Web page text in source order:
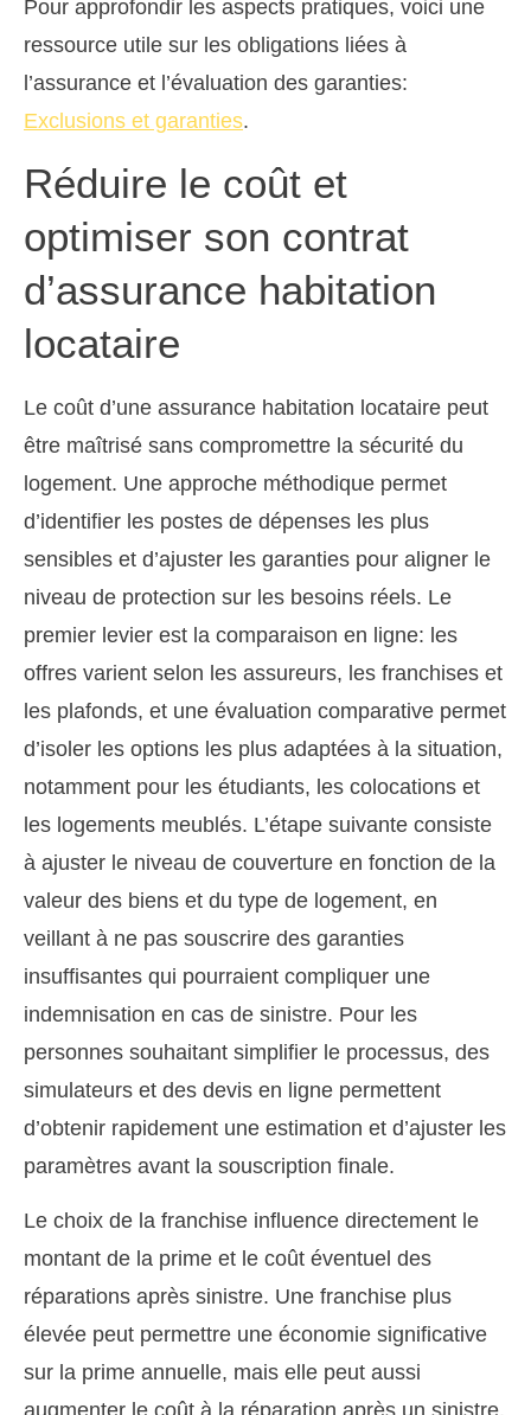
Pour approfondir les aspects pratiques, voici une
ressource utile sur les obligations liées à
l’assurance et l’évaluation des garanties:
Exclusions et garanties.
Réduire le coût et
optimiser son contrat
d’assurance habitation
locataire
Le coût d’une assurance habitation locataire peut
être maîtrisé sans compromettre la sécurité du
logement. Une approche méthodique permet
d’identifier les postes de dépenses les plus
sensibles et d’ajuster les garanties pour aligner le
niveau de protection sur les besoins réels. Le
premier levier est la comparaison en ligne: les
offres varient selon les assureurs, les franchises et
les plafonds, et une évaluation comparative permet
d’isoler les options les plus adaptées à la situation,
notamment pour les étudiants, les colocations et
les logements meublés. L’étape suivante consiste
à ajuster le niveau de couverture en fonction de la
valeur des biens et du type de logement, en
veillant à ne pas souscrire des garanties
insuffisantes qui pourraient compliquer une
indemnisation en cas de sinistre. Pour les
personnes souhaitant simplifier le processus, des
simulateurs et des devis en ligne permettent
d’obtenir rapidement une estimation et d’ajuster les
paramètres avant la souscription finale.
Le choix de la franchise influence directement le
montant de la prime et le coût éventuel des
réparations après sinistre. Une franchise plus
élevée peut permettre une économie significative
sur la prime annuelle, mais elle peut aussi